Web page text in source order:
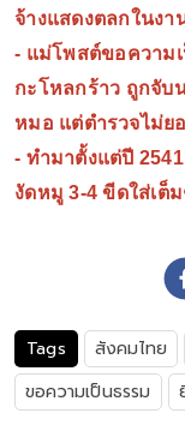
จ้างแสดงตลกในง
- แม่โพสต์ขอความ
กะโหลกร้าว ถูกจับ
หมอ แต่ตำรวจไม่ย
- ทำมาตั้งแต่ปี
งัดหมู 3-4 ขีดใส่เต็
Tags สังคมไทย
ขอความเป็นธรรม